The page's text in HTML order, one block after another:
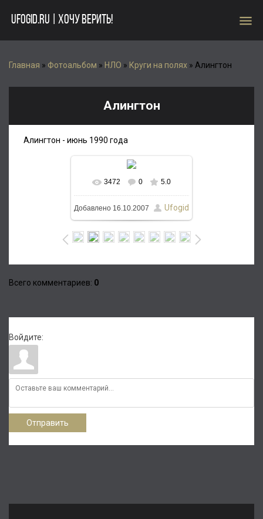
UFOGID.RU | ХОЧУ ВЕРИТЬ! menu
Главная » Фотоальбом » НЛО » Круги на полях » Алингтон
Алингтон
Алингтон - июнь 1990 года
3472 0 5.0
Добавлено 16.10.2007 Ufogid
Всего комментариев: 0
Войдите:
Отправить